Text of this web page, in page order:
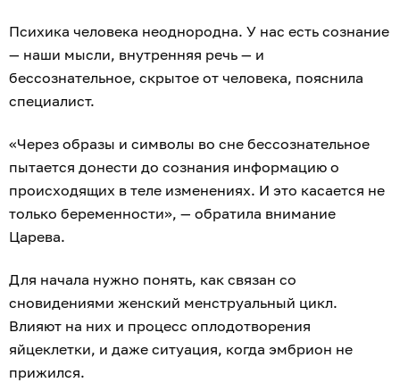
Психика человека неоднородна. У нас есть сознание
— наши мысли, внутренняя речь — и
бессознательное, скрытое от человека, пояснила
специалист.
«Через образы и символы во сне бессознательное
пытается донести до сознания информацию о
происходящих в теле изменениях. И это касается не
только беременности», — обратила внимание
Царева.
Для начала нужно понять, как связан со
сновидениями женский менструальный цикл.
Влияют на них и процесс оплодотворения
яйцеклетки, и даже ситуация, когда эмбрион не
прижился.